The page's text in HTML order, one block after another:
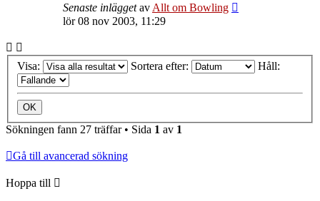
Senaste inläggetav Allt om Bowling
lör 08 nov 2003, 11:29
Visa: Sortera efter: Håll:
Sökningen fann 27 träffar • Sida 1 av 1
Gå till avancerad sökning
Hoppa till